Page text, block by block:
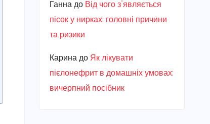
Ганнадо Від чого з’являється
пісок у нирках: головні причини
та ризики
Каринадо Як лікувати
пієлонефрит в домашніх умовах:
вичерпний посібник